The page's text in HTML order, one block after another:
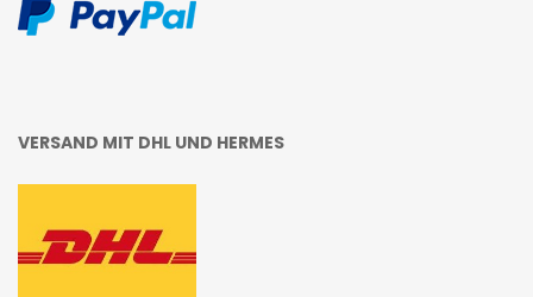
VERSAND MIT DHL UND HERMES